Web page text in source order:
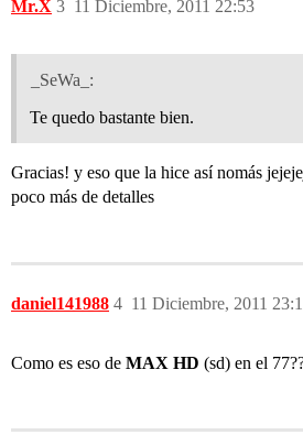
Mr.X 11 Diciembre, 2011 22:53
3
_SeWa_:
Te quedo bastante bien.
Gracias! y eso que la hice así nomás
poco más de detalles
daniel141988 11 Diciembre, 2011
4
Como es eso de MAX HD (sd) en el